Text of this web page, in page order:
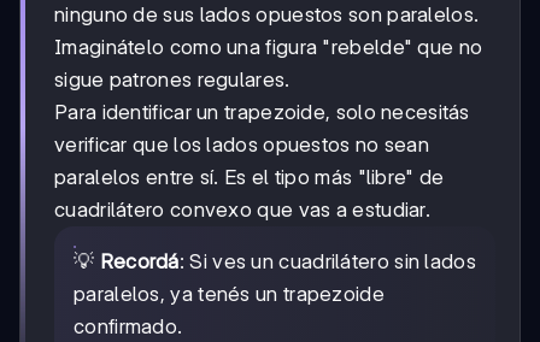
ninguno de sus lados opuestos son paralelos.
Imaginátelo como una figura "rebelde" que no
sigue patrones regulares.
Para identificar un trapezoide, solo necesitás
verificar que los lados opuestos no sean
paralelos entre sí. Es el tipo más "libre" de
cuadrilátero convexo que vas a estudiar.
💡 Recordá: Si ves un cuadrilátero sin lados
paralelos, ya tenés un trapezoide
confirmado.